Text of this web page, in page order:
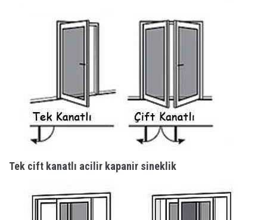
Tek cift kanatlı acilir kapanir sineklik